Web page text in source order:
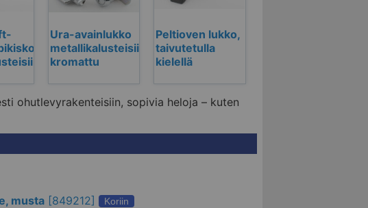
Ura-avainlukko
metallikalusteisiin,
kromattu
Peltioven lukko,
taivutetulla
kielellä
ohutlevyrakenteisiin, sopivia heloja – kuten
musta[849212] Koriin